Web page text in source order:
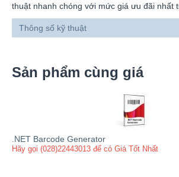
thuật nhanh chóng với mức giá ưu đãi nhất
Thông số kỹ thuật
Sản phẩm cùng giá
.NET Barcode Generator
Hãy gọi (028)22443013 để có Giá Tốt Nhất